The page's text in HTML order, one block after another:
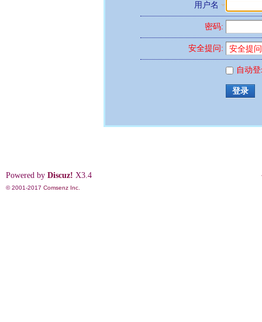
用户名
密码:
安全提问:
自动
登录
Powered by Discuz! X3.4
© 2001-2017 Comsenz Inc.